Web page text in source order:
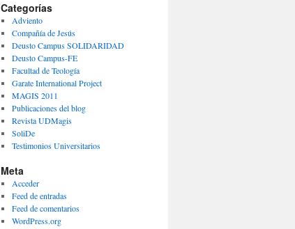
Categorías
Adviento
Compañía de Jesús
Deusto Campus SOLIDARIDAD
Deusto Campus-FE
Facultad de Teología
Garate International Project
MAGIS 2011
Publicaciones del blog
Revista UDMagis
SoliDe
Testimonios Universitarios
Meta
Acceder
Feed de entradas
Feed de comentarios
WordPress.org